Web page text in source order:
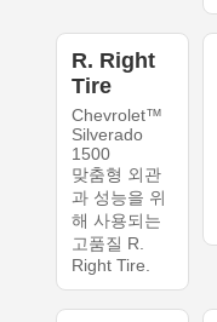
R. Right
Tire
Chevrolet™
Silverado
1500
맞춤형 외관
과 성능을 위
해 사용되는
고품질 R.
Right Tire.